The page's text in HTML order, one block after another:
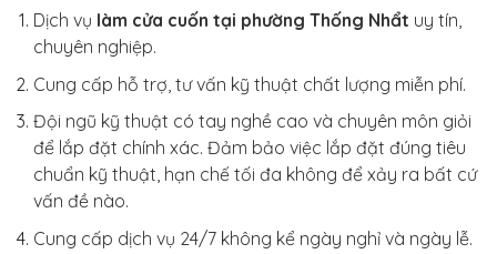
Dịch vụ làm cửa cuốn tại phường Thống Nhẩt uy tín,
chuyên nghiệp.
Cung cấp hỗ trợ, tư vấn kỹ thuật chất lượng miễn phí.
Đội ngũ kỹ thuật có tay nghề cao và chuyên môn giỏi
để lắp đặt chính xác. Đảm bảo việc lắp đặt đúng tiêu
chuẩn kỹ thuật, hạn chế tối đa không để xảy ra bất cứ
vấn đề nào.
Cung cấp dịch vụ 24/7 không kể ngày nghỉ và ngày lễ.